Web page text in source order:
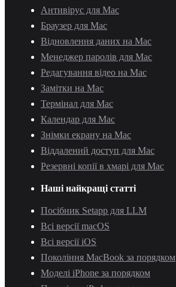
Антивірус для Mac
Браузер для Mac
Відновлення даних на Mac
Менеджер паролів для Mac
Редагування відео на Mac
Замітки на Mac
Термінал для Mac
Календар для Mac
Знімки екрану на Mac
Віддалений доступ для Mac
Резервні копії в хмарі для Mac
Наші найкращі статті
Посібник Setapp для LLM
Всі версії macOS
Всі версії iOS
Покоління MacBook за порядком
Моделі iPhone за порядком